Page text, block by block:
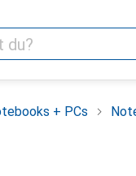
+ PCs